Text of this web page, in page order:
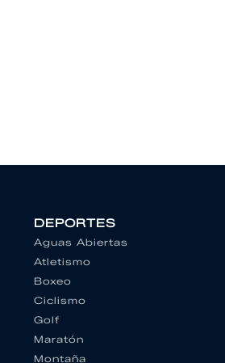
DEPORTES
Aguas Abiertas
Atletismo
Boxeo
Ciclismo
Golf
Maratón
Montaña